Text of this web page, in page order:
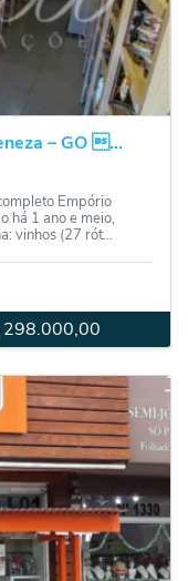
– GO ...
Empório
há 1 ano e meio,
vinhos (27 rót...
298.000,00